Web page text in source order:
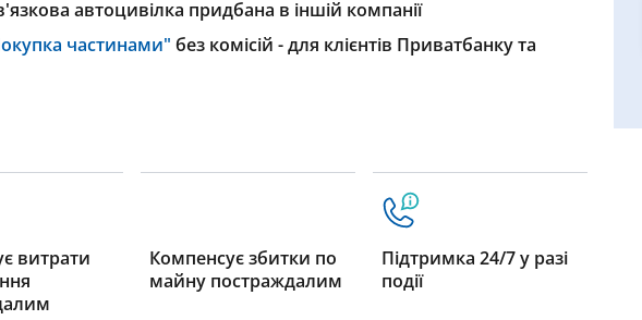
автоцивілка придбана в іншій компанії
частинами" без комісій - для клієнтів Приватбанку та
витрати
Компенсує збитки по
майну постраждалим
Підтримка 24/7 у разі
події